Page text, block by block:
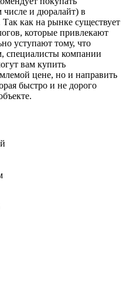
и дюралайт) в
как на рынке существует
которые привлекают
уступают тому, что
специалисты компании
вам купить
цене, но и направить
быстро и не дорого